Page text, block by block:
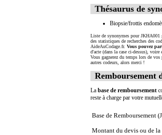
Thésaurus de
Biopsie/frottis
Liste de synonymes pour JKHA001
des statistiques de recherches des
AideAuCodage.fr. Vous pouvez
d'acte (dans la case ci-dessus),
Vous gagnerez du temps lors de vos
autres codeurs, alors merci !
Remboursement
La base de remboursement
reste à charge par votre
Base de Remboursement
Montant du devis ou de